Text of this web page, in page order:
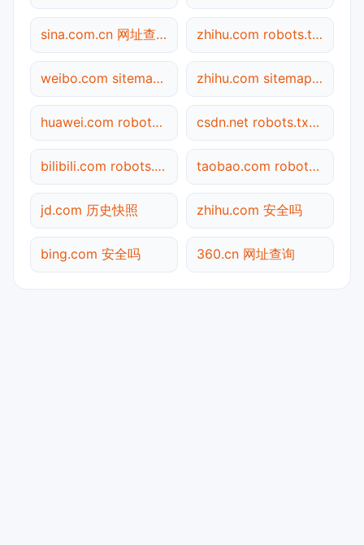
sina.com.cn 网址查询 zhihu.com robots.txt检测
weibo.com sitemap.xml检测 zhihu.com sitemap.xml检测
huawei.com robots.txt检测 csdn.net robots.txt检测
bilibili.com robots.txt检测 taobao.com robots.txt检测
jd.com 历史快照 zhihu.com 安全吗
bing.com 安全吗 360.cn 网址查询